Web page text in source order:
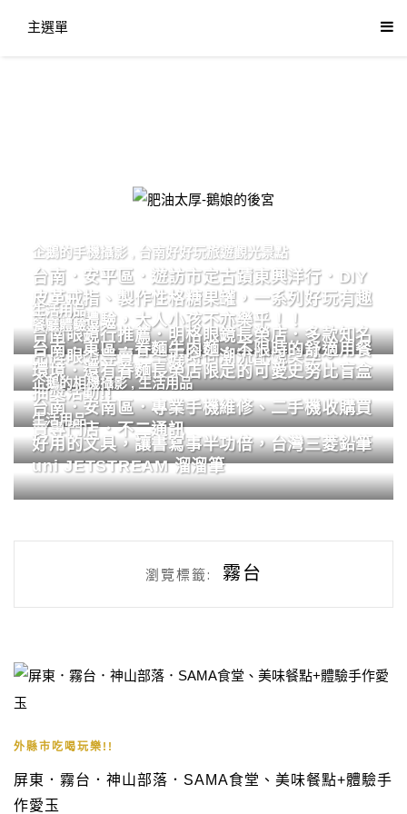
主選單
肥油太厚-鵝娘的後宮
企鵝的手機攝影 台南好好玩旅遊觀光景點
台南．安平區．遊訪市定古蹟東興洋行．DIY
皮革戒指、製作性格糖果罐，一系列好玩有趣
的手作體驗，大人小孩不亦樂乎！！
生活用品
台南眼鏡行推薦．明格眼鏡長榮店．多款知名
品牌眼鏡專賣．掌握時尚潮流配鏡美學。
餐廳體驗
台南．東區．眷麵牛肉麵．不限時的舒適用餐
環境．還有眷麵長榮店限定的可愛史努比盲盒
抽獎活動!!
企鵝的相機攝影,生活用品
台南．安南區．專業手機維修、二手機收購買
賣專門店．不二通訊
生活用品
好用的文具，讓書寫事半功倍，台灣三菱鉛筆
uni JETSTREAM 溜溜筆
瀏覽標籤: 霧台
外縣市吃喝玩樂!!
屏東．霧台．神山部落．SAMA食堂、美味餐點+體驗手
作愛玉